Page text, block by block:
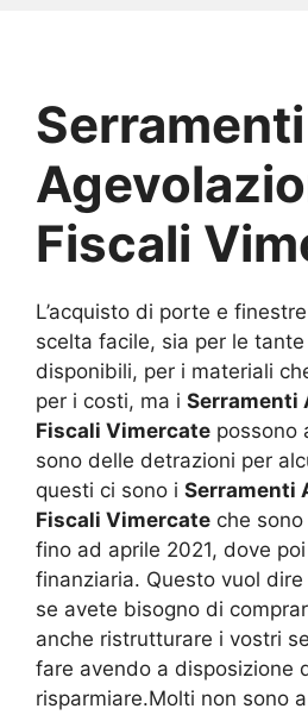
Serramenti
Fiscali
L’acquisto di porte e
scelta facile, sia per le
disponibili, per i materiali
per i costi, ma i Serramenti
Fiscali Vimercate possono
sono delle detrazioni per
questi ci sono i Serramenti
Fiscali Vimercate che
fino ad aprile 2021, dove
finanziaria. Questo vuol
se avete bisogno di
anche ristrutturare i vostri
fare avendo a disposizione
risparmiare.Molti non sono